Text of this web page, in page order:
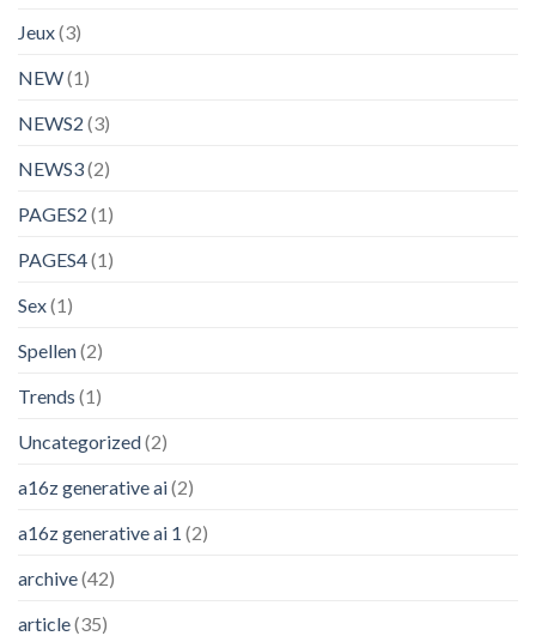
Jeux(3)
NEW(1)
NEWS2 (3)
NEWS3(2)
PAGES2 (1)
PAGES4(1)
Sex(1)
Spellen(2)
Trends (1)
Uncategorized(2)
a16z generative ai(2)
a16z generative ai 1 (2)
archive(42)
article(35)